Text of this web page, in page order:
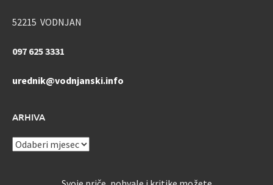
52215 VODNJAN
097 625 3331
urednik@vodnjanski.info
ARHIVA
ARHIVA